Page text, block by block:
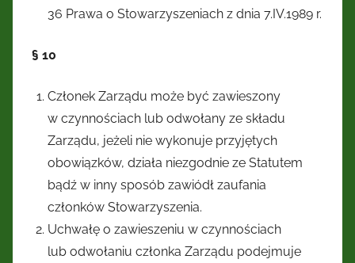
36 Prawa o Stowarzyszeniach z dnia 7.IV.1989 r.
§ 10
Członek Zarządu może być zawieszony
w czynnościach lub odwołany ze składu
Zarządu, jeżeli nie wykonuje przyjętych
obowiązków, działa niezgodnie ze Statutem
bądź w inny sposób zawiódł zaufania
członków Stowarzyszenia.
Uchwałę o zawieszeniu w czynnościach
lub odwołaniu członka Zarządu podejmuje